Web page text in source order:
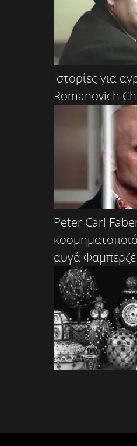
Ιστορίες για
Romanovich
Peter Carl
αυγά Φαμπερζέ